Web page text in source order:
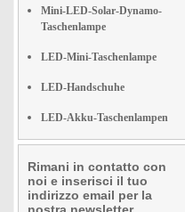
Mini-LED-Solar-Dynamo-
Taschenlampe
LED-Mini-Taschenlampe
LED-Handschuhe
LED-Akku-Taschenlampen
Rimani in contatto con
noi e inserisci il tuo
indirizzo email per la